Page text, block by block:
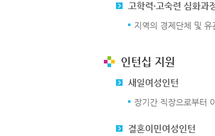
고학력·고숙련 심화과
지역의 경제단체 및
인턴십 지원
새일여성인턴
장기간 직장으로부터
결혼이민여성인턴